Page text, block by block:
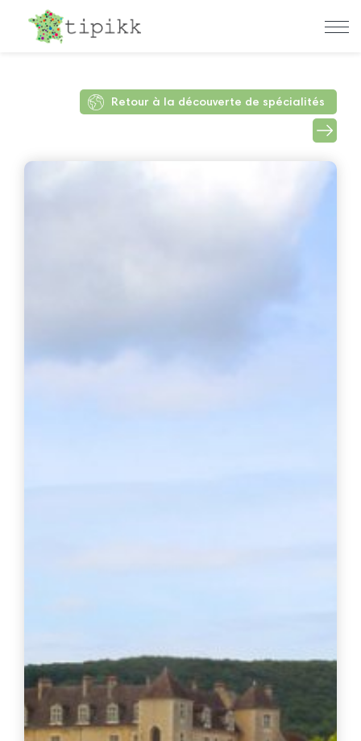
Retour à la découverte de spécialités